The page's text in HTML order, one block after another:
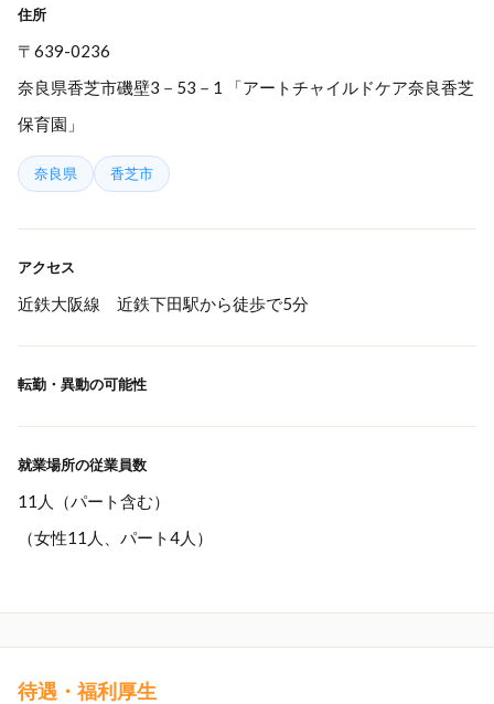
住所
〒639-0236
奈良県香芝市磯壁3－53－1 「アートチャイルドケア奈良香芝
保育園」
奈良県 香芝市
アクセス
近鉄大阪線 近鉄下田駅から徒歩で5分
転勤・異動の可能性
就業場所の従業員数
11人（パート含む）
（女性11人、パート4人）
待遇・福利厚生